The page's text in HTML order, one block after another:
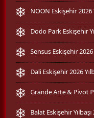
NOON Eskişehir 2026
Dodo Park Eskişehir
Sensus Eskişehir 2026
Dali Eskişehir 2026
Grande Arte & Pivot
Balat Eskişehir Yılbaşı